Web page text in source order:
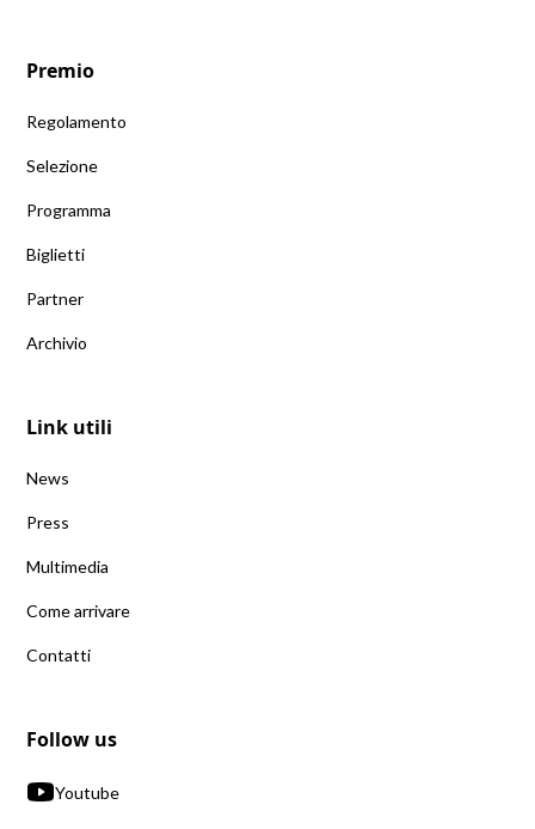
Premio
Regolamento
Selezione
Programma
Biglietti
Partner
Archivio
Link utili
News
Press
Multimedia
Come arrivare
Contatti
Follow us
Youtube